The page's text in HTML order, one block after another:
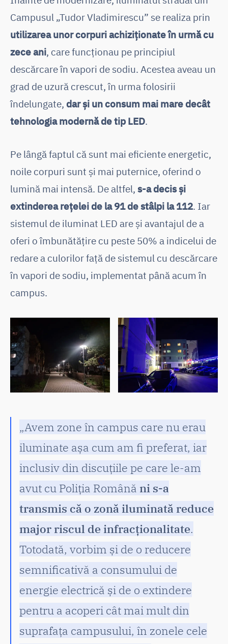
Campusul „Tudor Vladimirescu” se realiza prin
utilizarea unor corpuri achiziționate în urmă cu
zece ani, care funcționau pe principiul
descărcare în vapori de sodiu. Acestea aveau un
grad de uzură crescut, în urma folosirii
îndelungate, dar și un consum mai mare decât
tehnologia modernă de tip LED.
Pe lângă faptul că sunt mai eficiente energetic,
noile corpuri sunt și mai puternice, oferind o
lumină mai intensă. De altfel, s-a decis și
extinderea rețelei de la 91 de stâlpi la 112. Iar
sistemul de iluminat LED are și avantajul de a
oferi o îmbunătățire cu peste 50% a indicelui de
redare a culorilor față de sistemul cu descărcare
în vapori de sodiu, implementat până acum în
campus.
„Avem zone în campus care nu erau
iluminate așa cum am fi preferat, iar
inclusiv din discuțiile pe care le-am
avut cu Poliția Română ni s-a
transmis că o zonă iluminată reduce
major riscul de infracționalitate.
Totodată, vorbim și de o reducere
semnificativă a consumului de
energie electrică și de o extindere
pentru a acoperi cât mai mult din
suprafața campusului, în zonele cele